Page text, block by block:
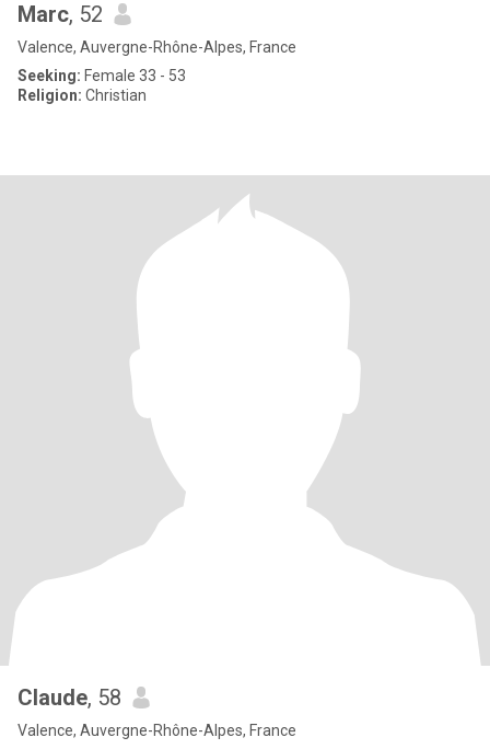
Marc, 52
Valence, Auvergne-Rhône-Alpes, France
Seeking: Female 33 - 53
Religion: Christian
Claude, 58
Valence, Auvergne-Rhône-Alpes, France